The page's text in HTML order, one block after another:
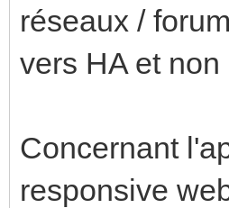
réseaux /
vers HA et non
Concernant
responsive